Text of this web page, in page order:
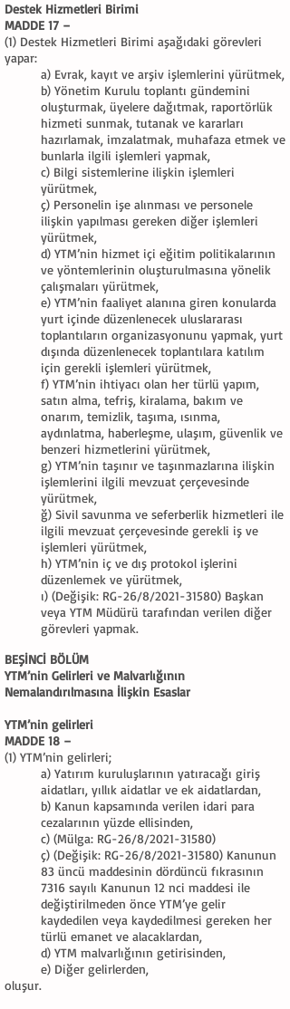
Destek Hizmetleri Birimi
MADDE 17 –
(1) Destek Hizmetleri Birimi aşağıdaki görevleri
yapar:
a) Evrak, kayıt ve arşiv işlemlerini yürütmek,
b) Yönetim Kurulu toplantı gündemini
oluşturmak, üyelere dağıtmak, raportörlük
hizmeti sunmak, tutanak ve kararları
hazırlamak, imzalatmak, muhafaza etmek ve
bunlarla ilgili işlemleri yapmak,
c) Bilgi sistemlerine ilişkin işlemleri
yürütmek,
ç) Personelin işe alınması ve personele
ilişkin yapılması gereken diğer işlemleri
yürütmek,
d) YTM’nin hizmet içi eğitim politikalarının
ve yöntemlerinin oluşturulmasına yönelik
çalışmaları yürütmek,
e) YTM’nin faaliyet alanına giren konularda
yurt içinde düzenlenecek uluslararası
toplantıların organizasyonunu yapmak, yurt
dışında düzenlenecek toplantılara katılım
için gerekli işlemleri yürütmek,
f) YTM’nin ihtiyacı olan her türlü yapım,
satın alma, tefriş, kiralama, bakım ve
onarım, temizlik, taşıma, ısınma,
aydınlatma, haberleşme, ulaşım, güvenlik ve
benzeri hizmetlerini yürütmek,
g) YTM’nin taşınır ve taşınmazlarına ilişkin
işlemlerini ilgili mevzuat çerçevesinde
yürütmek,
ğ) Sivil savunma ve seferberlik hizmetleri ile
ilgili mevzuat çerçevesinde gerekli iş ve
işlemleri yürütmek,
h) YTM’nin iç ve dış protokol işlerini
düzenlemek ve yürütmek,
ı) (Değişik: RG-26/8/2021-31580) Başkan
veya YTM Müdürü tarafından verilen diğer
görevleri yapmak.
BEŞİNCİ BÖLÜM
YTM’nin Gelirleri ve Malvarlığının
Nemalandırılmasına İlişkin Esaslar
YTM’nin gelirleri
MADDE 18 –
(1) YTM’nin gelirleri;
a) Yatırım kuruluşlarının yatıracağı giriş
aidatları, yıllık aidatlar ve ek aidatlardan,
b) Kanun kapsamında verilen idari para
cezalarının yüzde ellisinden,
c) (Mülga: RG-26/8/2021-31580)
ç) (Değişik: RG-26/8/2021-31580) Kanunun
83 üncü maddesinin dördüncü fıkrasının
7316 sayılı Kanunun 12 nci maddesi ile
değiştirilmeden önce YTM’ye gelir
kaydedilen veya kaydedilmesi gereken her
türlü emanet ve alacaklardan,
d) YTM malvarlığının getirisinden,
e) Diğer gelirlerden,
oluşur.